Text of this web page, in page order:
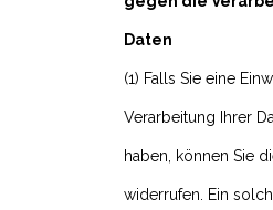
Daten
(1) Falls Sie eine
Verarbeitung Ihrer
haben, können Sie
widerrufen. Ein